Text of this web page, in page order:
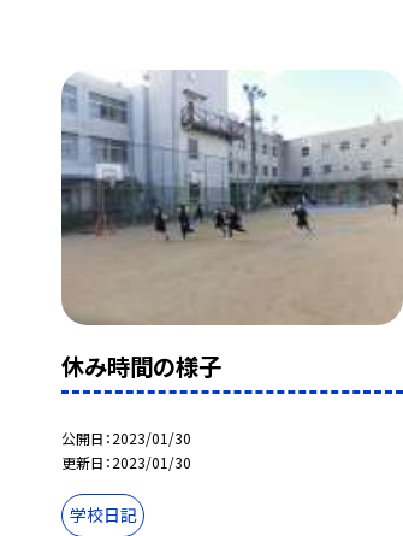
休み時間の様子
公開日 2023/01/30
更新日 2023/01/30
学校日記